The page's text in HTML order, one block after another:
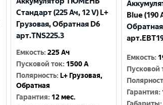
Стандарт (225 Ач, 12 V) L+
Грузовая, Обратная D6
арт.TNS225.3
Емкость:225 Ач
Пусковой ток: 1500 A
Полярность: L+ Грузовая,
Обратная
Гарантия: 12 мес.
Blue (190
Емкость:
Пусковой
Гарантия: